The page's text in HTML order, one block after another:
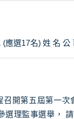
選理監事選舉，